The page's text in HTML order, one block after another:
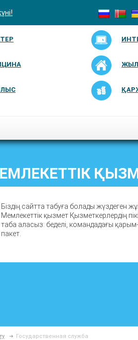
Біздің сайтта табуға болады жүздеген
Мемлекеттік қызмет Қызметкерлердің
таба аласыз: беделі, командадағы қарым-
пакет.
Государственная служба